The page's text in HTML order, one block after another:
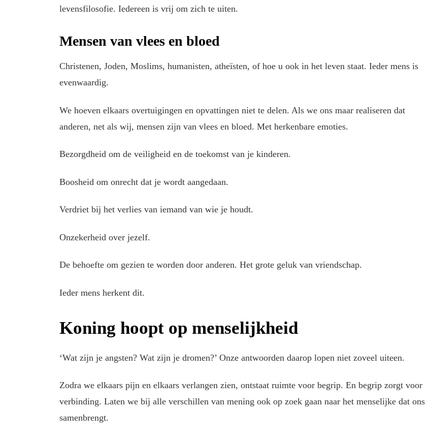
levensfilosofie. Iedereen is vrij om zich te uiten.
Mensen van vlees en bloed
Christenen, Joden, Moslims, humanisten, atheïsten, of hoe u ook in het leven staat. Ieder mens is
evenwaardig.
We hoeven elkaars overtuigingen en opvattingen niet te delen. Als we ons maar realiseren dat
anderen, net als wij, mensen zijn van vlees en bloed. Met herkenbare emoties.
Bezorgdheid om de veiligheid en de toekomst van je kinderen.
Boosheid om onrecht dat je wordt aangedaan.
Verdriet bij het verlies van iemand van wie je houdt.
Onzekerheid over jezelf.
De behoefte om gezien te worden door anderen. Het grote geluk van vriendschap.
Ieder mens herkent dit.
Koning hoopt op menselijkheid
‘Wat zijn je angsten? Wat zijn je dromen?’ Onze antwoorden daarop lopen niet zoveel uiteen.
Zodra we elkaars pijn en elkaars verlangen zien, ontstaat ruimte voor begrip. En begrip zorgt voor
verbinding. Laten we bij alle verschillen van mening ook op zoek gaan naar het menselijke dat ons
samenbrengt.